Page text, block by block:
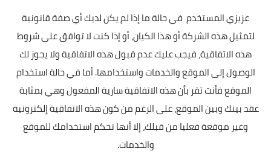
عزيزي المستخدم في حالة ما إذا لم يكن لديك أي صفة قانونية
لتمثيل هذه الشركة أو هذا الكيان، أو إذا كنت لا توافق على شروط
هذه الاتفاقية، فيجب عليك عدم قبول هذه الاتفاقية ولا يجوز لك
الوصول إلى الموقع والخدمات واستخدامها. أما في حالة استخدام
الموقع فأنت تقر بأن هذه الاتفاقية سارية المفعول وهي بمثابة
عقد بينك وبين الموقع، على الرغم من كون هذه الاتفاقية إلكترونية
وغير موقعة فعليا من قبلك، إلا أنها تحكم استخدامك للموقع
والخدمات.